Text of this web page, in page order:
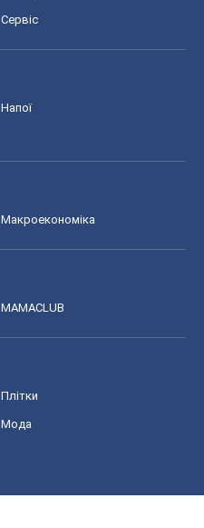
Сервіс
Напої
Макроекономіка
MAMACLUB
Плітки
Мода